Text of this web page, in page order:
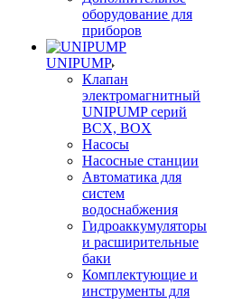
оборудование для
приборов
UNIPUMP
Клапан
электромагнитный
UNIPUMP серий
BCX, BOX
Насосы
Насосные станции
Автоматика для
систем
водоснабжения
Гидроаккумуляторы
и расширительные
баки
Комплектующие и
инструменты для